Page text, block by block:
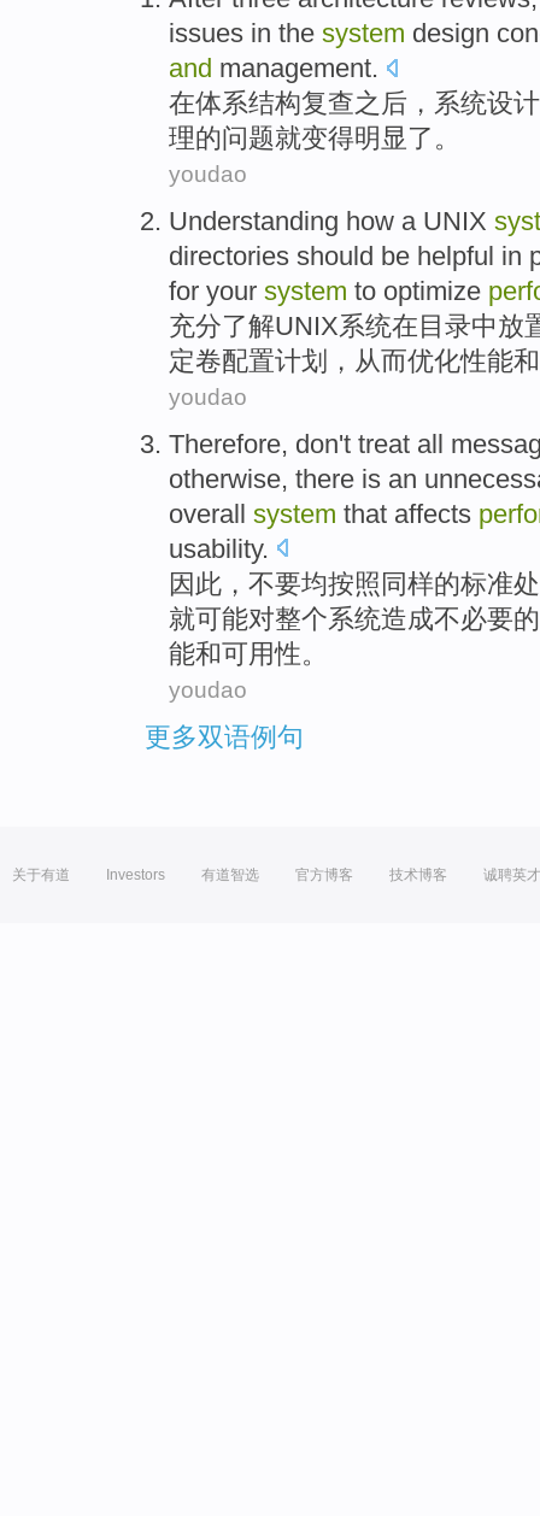
issues in the system design
and management.
在体系结构复查之后 ， 系统设计
理的问题就变得明显了。
youdao
Understanding how a UNIX
directories should be helpful in
for your system to optimize
充分了解UNIX系统在目录中放
定卷配置计划 ， 从而优化性能和
youdao
Therefore, don't treat all
otherwise, there is an
overall system that affects
usability.
因此 ， 不要均按照 同样的标准
就可能对整个系统造成不必要的
能和可用性。
youdao
更多双语例句
关于有道 Investors 有道智选 官方博客 技术博客 诚聘英才